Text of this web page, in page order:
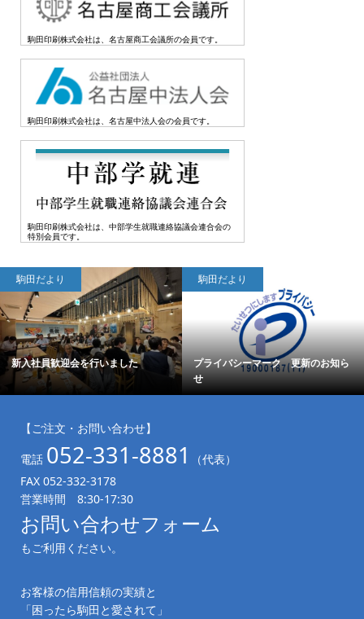
駒田印刷株式会社は、名古屋商工会議所の会員です。
駒田印刷株式会社は、名古屋中法人会の会員です。
駒田印刷株式会社は、中部学生就職連絡協議会連合会の
特別会員です。
駒田だより
新入社員歓迎会を行いました
駒田だより
プライバシーマーク 更新のお知ら
せ
【ご注文・お問い合わせ】
電話 052-331-8881
（代表）
FAX 052-332-3178
営業時間 8:30-17:30
お問い合わせフォーム
もご利用ください。
お客様の信用信頼の実績と
「困ったら駒田と愛されて」